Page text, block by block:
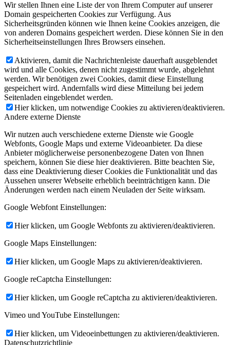
Wir stellen Ihnen eine Liste der von Ihrem Computer auf unserer
Domain gespeicherten Cookies zur Verfügung. Aus
Sicherheitsgründen können wie Ihnen keine Cookies anzeigen, die
von anderen Domains gespeichert werden. Diese können Sie in den
Sicherheitseinstellungen Ihres Browsers einsehen.
Aktivieren, damit die Nachrichtenleiste dauerhaft ausgeblendet
wird und alle Cookies, denen nicht zugestimmt wurde, abgelehnt
werden. Wir benötigen zwei Cookies, damit diese Einstellung
gespeichert wird. Andernfalls wird diese Mitteilung bei jedem
Seitenladen eingeblendet werden.
Hier klicken, um notwendige Cookies zu aktivieren/deaktivieren.
Andere externe Dienste
Wir nutzen auch verschiedene externe Dienste wie Google
Webfonts, Google Maps und externe Videoanbieter. Da diese
Anbieter möglicherweise personenbezogene Daten von Ihnen
speichern, können Sie diese hier deaktivieren. Bitte beachten Sie,
dass eine Deaktivierung dieser Cookies die Funktionalität und das
Aussehen unserer Webseite erheblich beeinträchtigen kann. Die
Änderungen werden nach einem Neuladen der Seite wirksam.
Google Webfont Einstellungen:
Hier klicken, um Google Webfonts zu aktivieren/deaktivieren.
Google Maps Einstellungen:
Hier klicken, um Google Maps zu aktivieren/deaktivieren.
Google reCaptcha Einstellungen:
Hier klicken, um Google reCaptcha zu aktivieren/deaktivieren.
Vimeo und YouTube Einstellungen:
Hier klicken, um Videoeinbettungen zu aktivieren/deaktivieren.
Datenschutzrichtlinie